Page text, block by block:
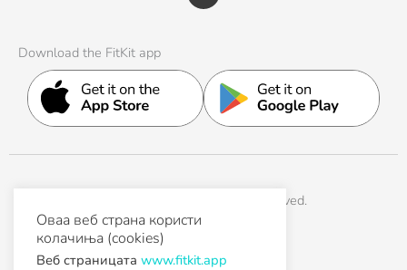
Download the FitKit app
© 2026 FitKit. All Rights Reserved.
Help & Support Contact
Оваа веб страна користи
колачиња (cookies)
Веб страницата www.fitkit.app